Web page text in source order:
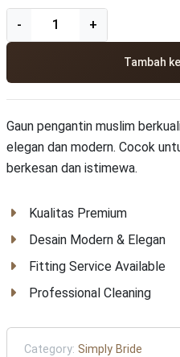
Tambah
Gaun pengantin muslim
elegan dan modern. Cocok
berkesan dan istimewa.
Kualitas Premium
Desain Modern & Elegan
Fitting Service Available
Professional Cleaning
Category: Simply Bride